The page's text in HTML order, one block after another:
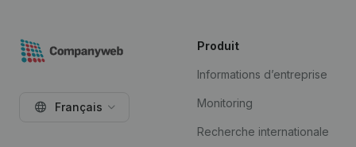
Français
Produit
Informations d’entreprise
Monitoring
Recherche internationale